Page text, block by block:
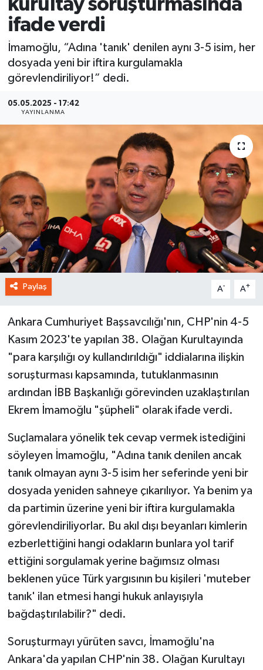
kurultay soruşturmasında
ifade verdi
İmamoğlu, “Adına 'tanık' denilen aynı 3-5 isim, her
dosyada yeni bir iftira kurgulamakla
görevlendiriliyor!” dedi.
05.05.2025 - 17:42
YAYINLANMA
Paylaş A- A+
Ankara Cumhuriyet Başsavcılığı'nın, CHP'nin 4-5
Kasım 2023'te yapılan 38. Olağan Kurultayında
"para karşılığı oy kullandırıldığı" iddialarına ilişkin
soruşturması kapsamında, tutuklanmasının
ardından İBB Başkanlığı görevinden uzaklaştırılan
Ekrem İmamoğlu "şüpheli" olarak ifade verdi.
Suçlamalara yönelik tek cevap vermek istediğini
söyleyen İmamoğlu, "Adına tanık denilen ancak
tanık olmayan aynı 3-5 isim her seferinde yeni bir
dosyada yeniden sahneye çıkarılıyor. Ya benim ya
da partimin üzerine yeni bir iftira kurgulamakla
görevlendiriliyorlar. Bu akıl dışı beyanları kimlerin
ezberlettiğini hangi odakların bunlara yol tarif
ettiğini sorgulamak yerine bağımsız olması
beklenen yüce Türk yargısının bu kişileri 'muteber
tanık' ilan etmesi hangi hukuk anlayışıyla
bağdaştırılabilir?" dedi.
Soruşturmayı yürüten savcı, İmamoğlu'na
Ankara'da yapılan CHP'nin 38. Olağan Kurultayı